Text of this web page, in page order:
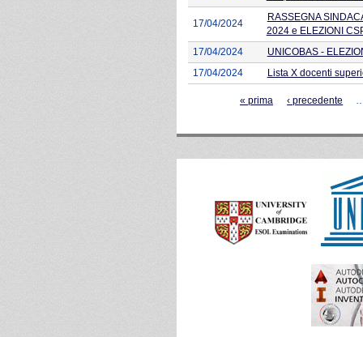
17/04/2024
RASSEGNA
2024 e ELEZIONI
17/04/2024
UNICOBAS -
17/04/2024
Lista X docenti
« prima ‹ precedente